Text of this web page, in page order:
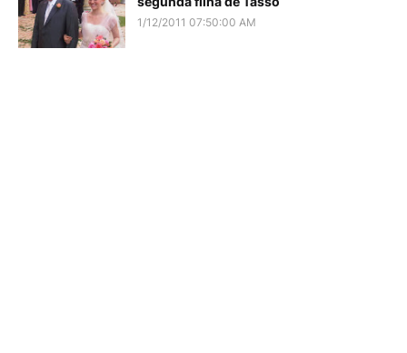
1/12/2011 07:50:00 AM